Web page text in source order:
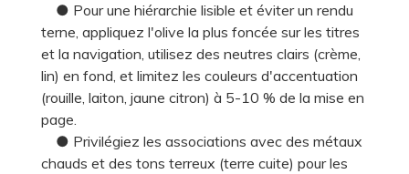
● Pour une hiérarchie lisible et éviter un rendu
terne, appliquez l'olive la plus foncée sur les titres
et la navigation, utilisez des neutres clairs (crème,
lin) en fond, et limitez les couleurs d'accentuation
(rouille, laiton, jaune citron) à 5-10 % de la mise en
page.
● Privilégiez les associations avec des métaux
chauds et des tons terreux (terre cuite) pour les